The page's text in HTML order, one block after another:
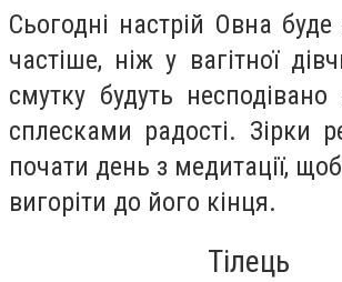
Сьогодні настрій Овна
частіше, ніж у вагітної
смутку будуть несподівано
сплесками радості. Зірки
почати день з медитації,
вигоріти до його кінця.
Тілець